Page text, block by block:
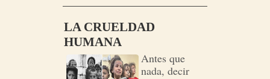
LA CRUELDAD
HUMANA
Antes que
nada, decir